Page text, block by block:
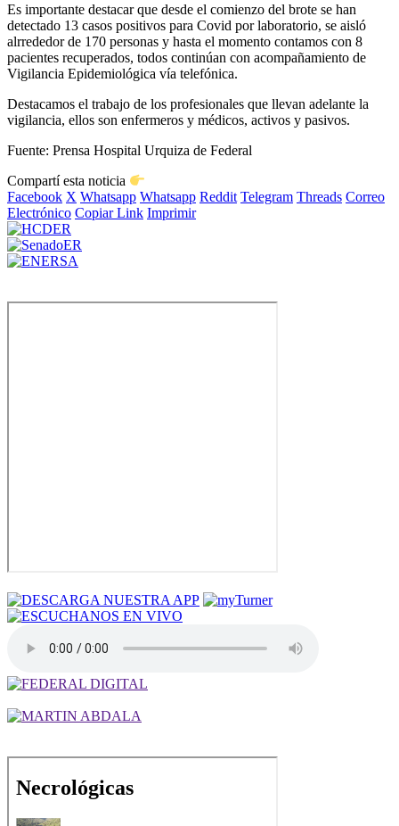
Es importante destacar que desde el comienzo del brote se han
detectado 13 casos positivos para Covid por laboratorio, se aisló
alrrededor de 170 personas y hasta el momento contamos con 8
pacientes recuperados, todos continúan con acompañamiento de
Vigilancia Epidemiológica vía telefónica.
Destacamos el trabajo de los profesionales que llevan adelante la
vigilancia, ellos son enfermeros y médicos, activos y pasivos.
Fuente: Prensa Hospital Urquiza de Federal
Compartí esta noticia
Facebook X Whatsapp Whatsapp Reddit Telegram Threads Correo
Electrónico Copiar Link Imprimir